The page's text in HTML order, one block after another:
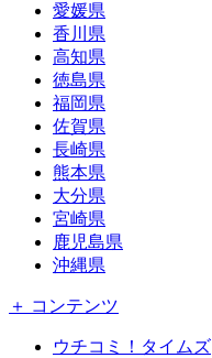
愛媛県
香川県
高知県
徳島県
福岡県
佐賀県
長崎県
熊本県
大分県
宮崎県
鹿児島県
沖縄県
＋ コンテンツ
ウチコミ！タイムズ